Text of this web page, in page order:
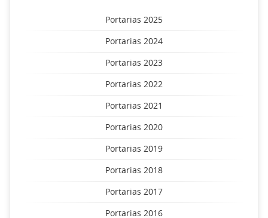
Portarias 2025
Portarias 2024
Portarias 2023
Portarias 2022
Portarias 2021
Portarias 2020
Portarias 2019
Portarias 2018
Portarias 2017
Portarias 2016